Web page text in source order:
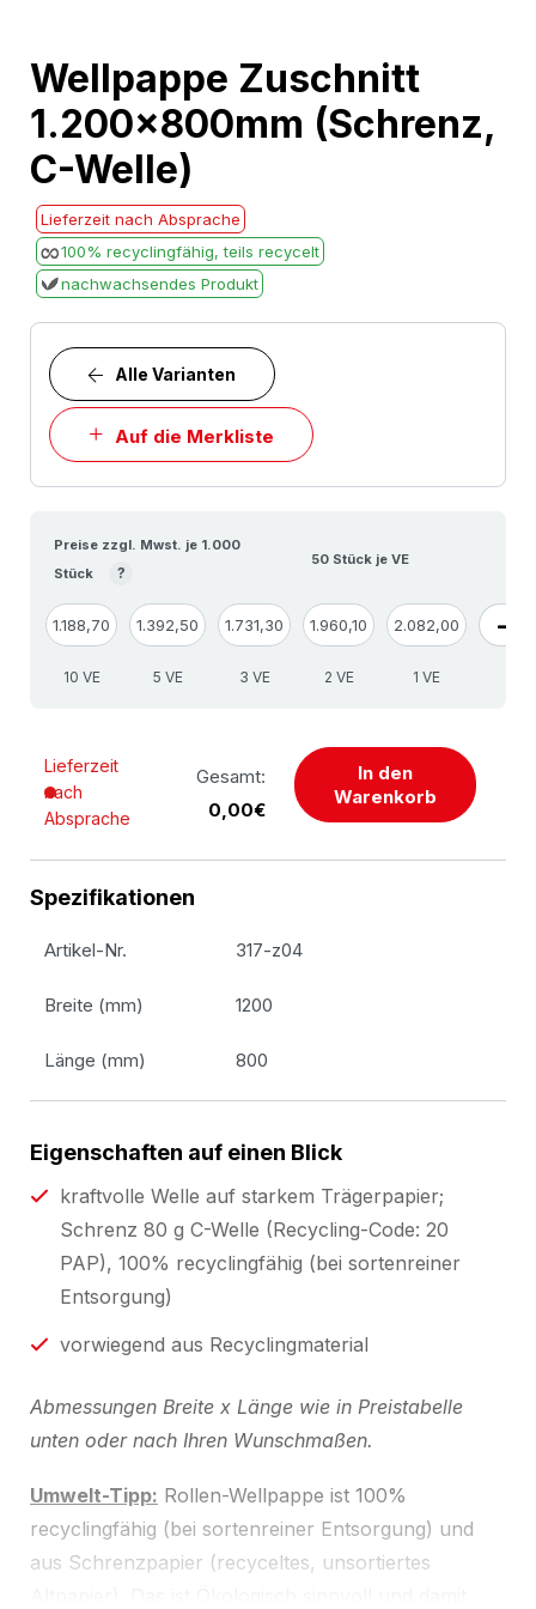
to
the
beginning
of
the
images
gallery
Wellpappe Zuschnitt
1.200x800mm (Schrenz,
C-Welle)
Lieferzeit nach Absprache
100% recyclingfähig, teils recycelt
nachwachsendes Produkt
Auf die Merkliste
Alle Varianten
Preise zzgl. Mwst. je 1.000
Stück
?
50 Stück je VE
1.188,70 1.392,50 1.731,30 1.960,10 2.082,00
10 VE 5 VE 3 VE 2 VE 1 VE
Lieferzeit
nach
Absprache
Gesamt:
0,00€
In den
Warenkorb
Spezifikationen
Artikel-Nr. 317-z04
Breite (mm) 1200
Länge (mm) 800
Eigenschaften auf einen Blick
kraftvolle Welle auf starkem Trägerpapier;
Schrenz 80 g C-Welle (Recycling-Code: 20
PAP), 100% recyclingfähig (bei sortenreiner
Entsorgung)
vorwiegend aus Recyclingmaterial
Abmessungen Breite x Länge wie in Preistabelle
unten oder nach Ihren Wunschmaßen.
Umwelt-Tipp: Rollen-Wellpappe ist 100%
recyclingfähig (bei sortenreiner Entsorgung) und
aus Schrenzpapier (recyceltes, unsortiertes